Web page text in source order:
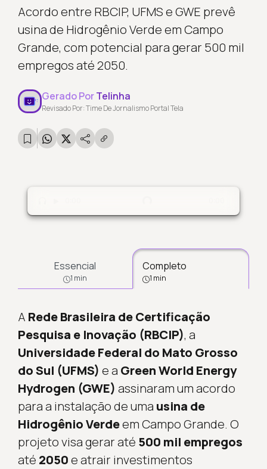
Acordo entre RBCIP, UFMS e GWE prevê
usina de Hidrogênio Verde em Campo
Grande, com potencial para gerar 500 mil
empregos até 2050.
Gerado PorTelinha
Revisado Por: Time De Jornalismo Portal Tela
Carregando...
Essencial
1 min
Completo
1 min
A Rede Brasileira de Certificação
Pesquisa e Inovação (RBCIP), a
Universidade Federal do Mato Grosso
do Sul (UFMS) e a Green World Energy
Hydrogen (GWE) assinaram um acordo
para a instalação de uma usina de
Hidrogênio Verdeem Campo Grande. O
projeto visa gerar até 500 mil empregos
até 2050e atrair investimentos